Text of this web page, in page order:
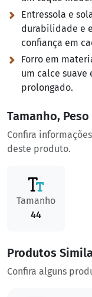
Entressola e
durabilidade e
confiança em
Forro em
um calce suave
prolongado.
Tamanho,
Confira
deste produto.
Tamanho
44
Produtos
Confira alguns